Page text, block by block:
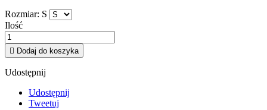
Rozmiar: S
Ilość
 Dodaj do koszyka
Udostępnij
Udostępnij
Tweetuj